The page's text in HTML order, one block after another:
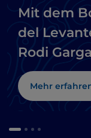
Mit dem
del
Rodi
Mehr